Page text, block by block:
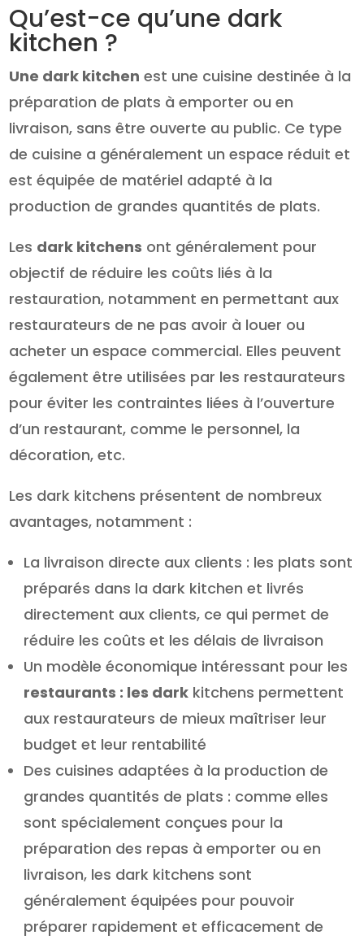
Qu’est-ce qu’une dark
kitchen ?
Une dark kitchen est une cuisine destinée à la
préparation de plats à emporter ou en
livraison, sans être ouverte au public. Ce type
de cuisine a généralement un espace réduit et
est équipée de matériel adapté à la
production de grandes quantités de plats.
Les dark kitchens ont généralement pour
objectif de réduire les coûts liés à la
restauration, notamment en permettant aux
restaurateurs de ne pas avoir à louer ou
acheter un espace commercial. Elles peuvent
également être utilisées par les restaurateurs
pour éviter les contraintes liées à l’ouverture
d’un restaurant, comme le personnel, la
décoration, etc.
Les dark kitchens présentent de nombreux
avantages, notamment :
La livraison directe aux clients : les plats sont
préparés dans la dark kitchen et livrés
directement aux clients, ce qui permet de
réduire les coûts et les délais de livraison
Un modèle économique intéressant pour les
restaurants : les dark kitchens permettent
aux restaurateurs de mieux maîtriser leur
budget et leur rentabilité
Des cuisines adaptées à la production de
grandes quantités de plats : comme elles
sont spécialement conçues pour la
préparation des repas à emporter ou en
livraison, les dark kitchens sont
généralement équipées pour pouvoir
préparer rapidement et efficacement de